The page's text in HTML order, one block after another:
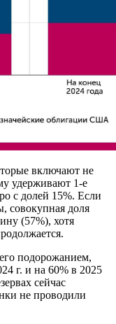
включают не
удерживают 1-е
с долей 15%. Если
совокупная доля
(57%), хотя
подорожанием,
г. и на 60% в 2025
сейчас
не проводили